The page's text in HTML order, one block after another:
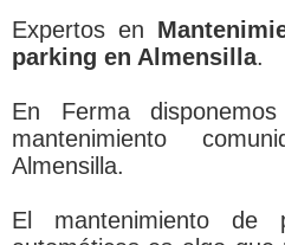
Expertos en
parking en Almensilla.
En Ferma
mantenimiento
Almensilla.
El mantenimiento de